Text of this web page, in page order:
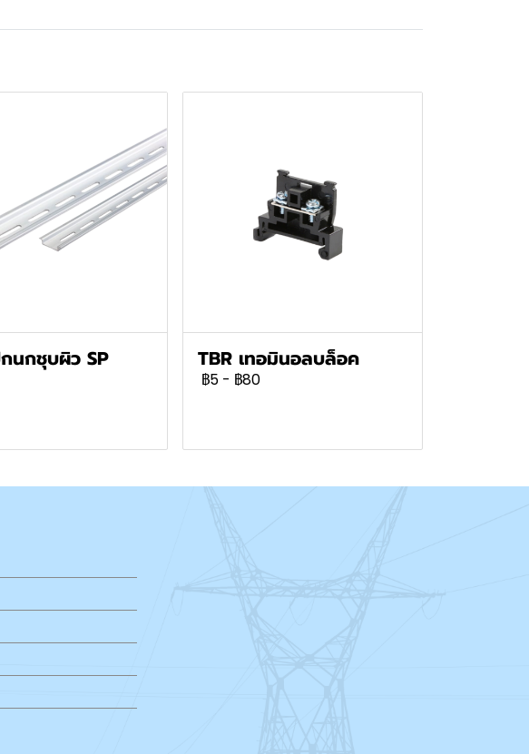
นกชุบผิว SP TBR เทอมินอลบล็อค
฿5 - ฿80